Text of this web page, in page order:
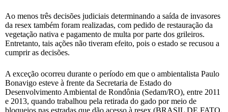
Ao menos três decisões judiciais determinando a saída de invasores
da resex também foram realizadas, com pedido de restauração da
vegetação nativa e pagamento de multa por parte dos grileiros.
Entretanto, tais ações não tiveram efeito, pois o estado se recusou a
cumprir as decisões.
A exceção ocorreu durante o período em que o ambientalista Paulo
Bonavigo esteve à frente da Secretaria de Estado do
Desenvolvimento Ambiental de Rondônia (Sedam/RO), entre 2011
e 2013, quando trabalhou pela retirada do gado por meio de